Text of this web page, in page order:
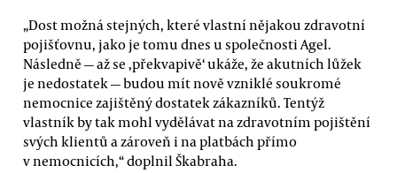
„Dost možná stejných, které vlastní nějakou zdravotní
pojišťovnu, jako je tomu dnes u společnosti Agel.
Následně — až se ,překvapivě‘ ukáže, že akutních lůžek
je nedostatek — budou mít nově vzniklé soukromé
nemocnice zajištěný dostatek zákazníků. Tentýž
vlastník by tak mohl vydělávat na zdravotním pojištění
svých klientů a zároveň i na platbách přímo
v nemocnicích,“ doplnil Škabraha.